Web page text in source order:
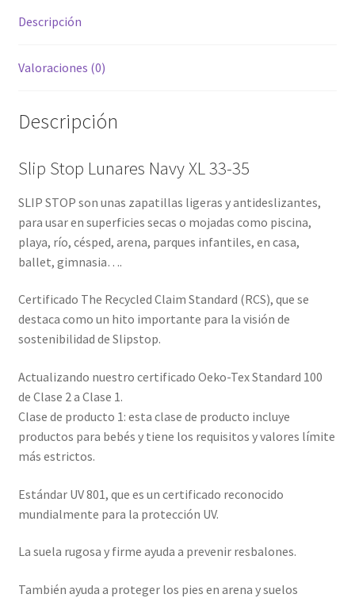
Descripción
Valoraciones (0)
Descripción
Slip Stop Lunares Navy XL 33-35
SLIP STOP son unas zapatillas ligeras y antideslizantes,
para usar en superficies secas o mojadas como piscina,
playa, río, césped, arena, parques infantiles, en casa,
ballet, gimnasia….
Certificado The Recycled Claim Standard (RCS), que se
destaca como un hito importante para la visión de
sostenibilidad de Slipstop.
Actualizando nuestro certificado Oeko-Tex Standard 100
de Clase 2 a Clase 1.
Clase de producto 1: esta clase de producto incluye
productos para bebés y tiene los requisitos y valores límite
más estrictos.
Estándar UV 801, que es un certificado reconocido
mundialmente para la protección UV.
La suela rugosa y firme ayuda a prevenir resbalones.
También ayuda a proteger los pies en arena y suelos